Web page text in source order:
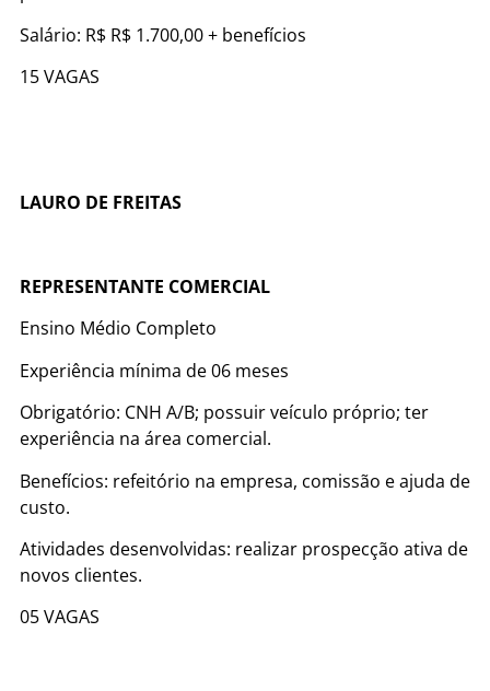
Salário: R$ R$ 1.700,00 + benefícios
15 VAGAS
LAURO DE FREITAS
REPRESENTANTE COMERCIAL
Ensino Médio Completo
Experiência mínima de 06 meses
Obrigatório: CNH A/B; possuir veículo próprio; ter
experiência na área comercial.
Benefícios: refeitório na empresa, comissão e ajuda de
custo.
Atividades desenvolvidas: realizar prospecção ativa de
novos clientes.
05 VAGAS